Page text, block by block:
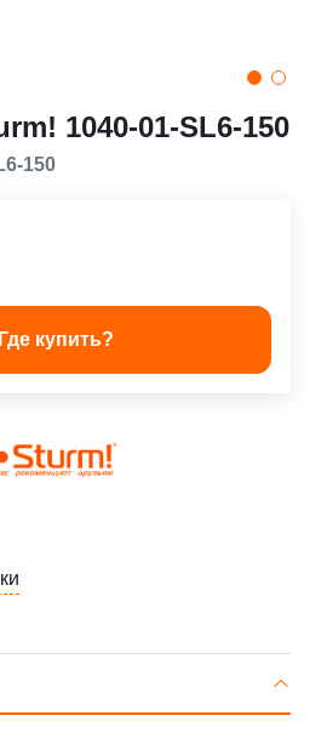
1040-01-SL6-150
150
Где купить?